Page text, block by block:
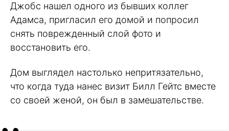
Джобс нашел одного из бывших коллег
Адамса, пригласил его домой и попросил
снять поврежденный слой фото и
восстановить его.
Дом выглядел настолько непритязательно,
что когда туда нанес визит Билл Гейтс вместе
со своей женой, он был в замешательстве.